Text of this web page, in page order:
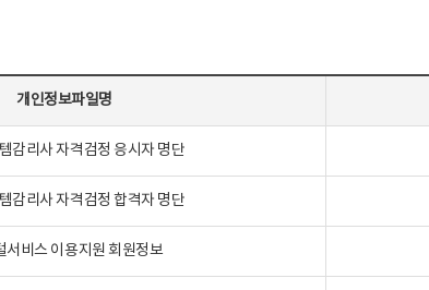
개인정보파일명
감리사 자격검정 응시자 명단
감리사 자격검정 합격자 명단
서비스 이용지원 회원정보